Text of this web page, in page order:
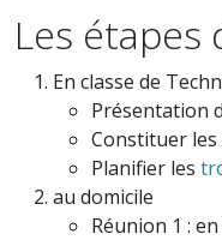
Les
En classe de
Présentation
Constituer
Planifier les
au domicile
Réunion 1 :